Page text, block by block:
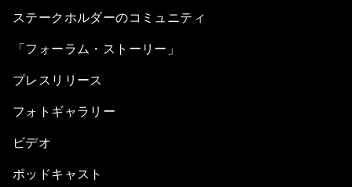
ステークホルダーのコミュニティ
「フォーラム・ストーリー」
プレスリリース
フォトギャラリー
ビデオ
ポッドキャスト